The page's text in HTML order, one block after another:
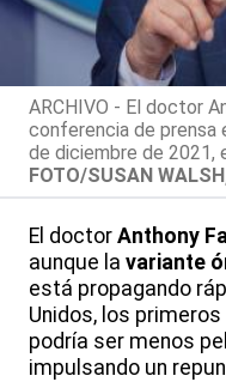
ARCHIVO - El doctor
conferencia de prensa
de diciembre de 2021,
FOTO/SUSAN
El doctor Anthony
aunque la variante
está propagando
Unidos, los
podría ser menos
impulsando un